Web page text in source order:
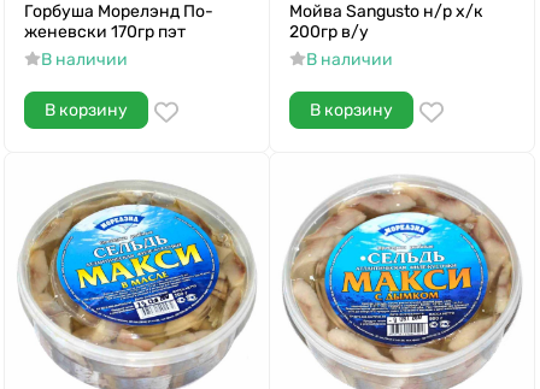
Горбуша Морелэнд По-
женевски 170гр пэт
В наличии
В корзину
Мойва Sangusto н/р х/к
200гр в/у
В наличии
В корзину